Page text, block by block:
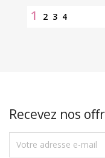
1 2 3 4
Recevez nos